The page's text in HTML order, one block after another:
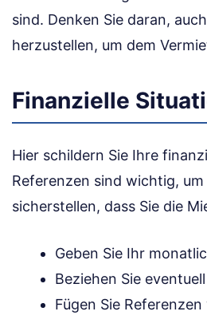
sind. Denken Sie daran,
herzustellen, um dem
Finanzielle
Hier schildern Sie Ihre
Referenzen sind wichtig,
sicherstellen, dass Sie die
Geben Sie Ihr
Beziehen Sie
Fügen Sie